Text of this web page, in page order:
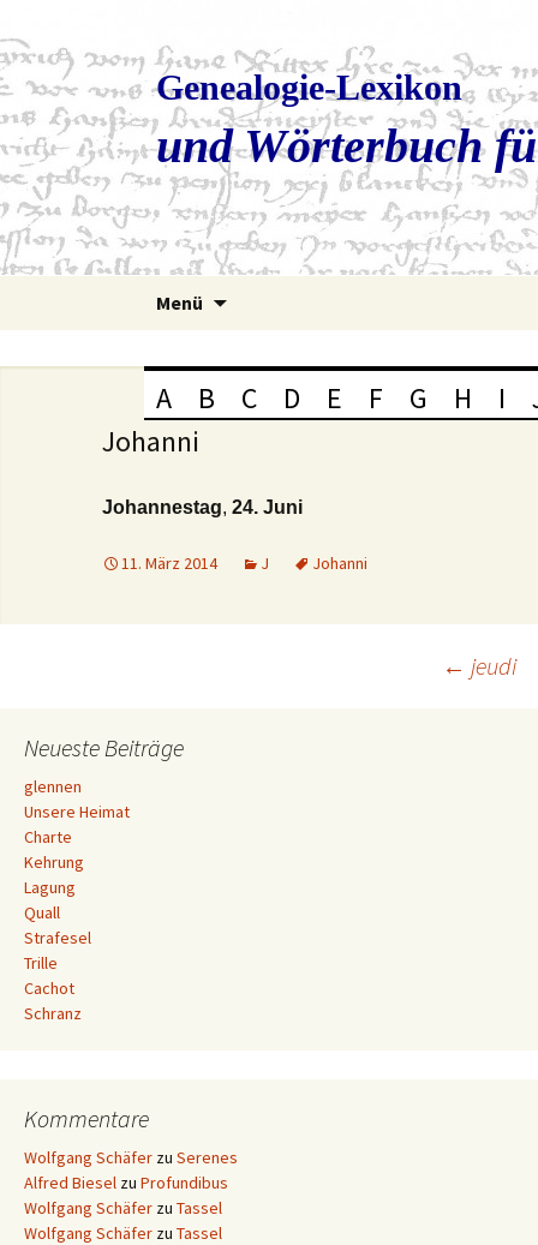
Genealogie-Lexikon
und Wörterbuch
Menü
A B C D E F G H I
Johanni
Johannestag, 24. Juni
11. März 2014 J Johanni
Navigation
← jeudi
Neueste Beiträge
glennen
Unsere Heimat
Charte
Kehrung
Lagung
Quall
Strafesel
Trille
Cachot
Schranz
Kommentare
Wolfgang Schäfer zu Serenes
Alfred Biesel zu Profundibus
Wolfgang Schäfer zu Tassel
Wolfgang Schäfer zu Tassel